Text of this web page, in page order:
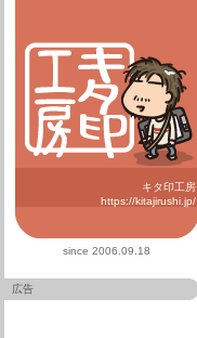
キタ印工房
https://kitajirushi.jp/
since 2006.09.18
広告